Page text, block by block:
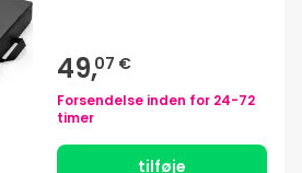
49,07 €
Forsendelse inden for 24-72
timer
tilføje